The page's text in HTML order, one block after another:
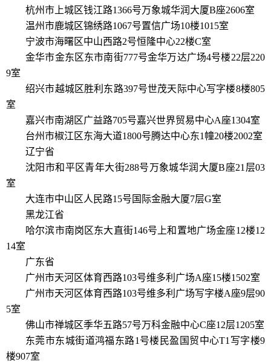
杭州市上城区钱江路1366号万象城华润大厦B座2606室
温州市鹿城区锦绣路1067号置信广场10楼1015室
宁波市海曙区中山西路2号恒隆中心22楼C室
金华市金东区东市南街777号金华万达广场4号楼22层220
9室
绍兴市越城区胜利东路397号世茂天际中心写字楼8楼805
室
嘉兴市南湖区广益路705号嘉兴世界贸易中心A座1304室
台州市椒江区东海大道1800号腾达中心东1幢20楼2002室
辽宁省
沈阳市和平区青年大街288号万象城华润大厦B座21层03
室
大连市中山区人民路15号国际金融大厦7层G室
黑龙江省
哈尔滨市南岗区东大直街146号上和置地广场金座12楼12
14室
广东省
广州市天河区体育西路103号维多利广场A座15楼1502室
广州市天河区体育西路103号维多利广场写字楼A座9层90
5室
佛山市禅城区季华五路57号万科金融中心C座12层1205室
东莞市东城街道鸿福东路1号楼民盈国贸中心T1写字楼9
楼907室